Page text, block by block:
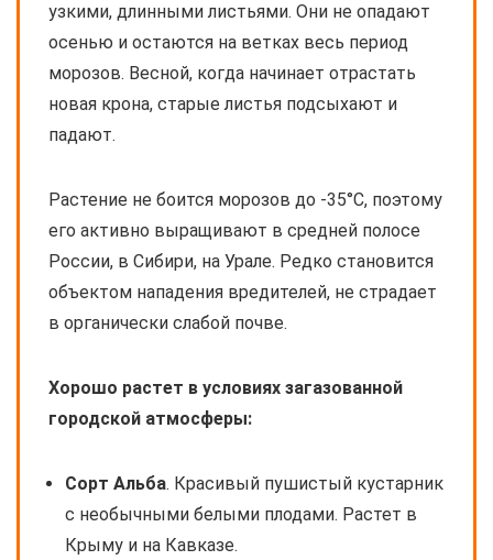
узкими, длинными листьями. Они не опадают
осенью и остаются на ветках весь период
морозов. Весной, когда начинает отрастать
новая крона, старые листья подсыхают и
падают.
Растение не боится морозов до -35°С, поэтому
его активно выращивают в средней полосе
России, в Сибири, на Урале. Редко становится
объектом нападения вредителей, не страдает
в органически слабой почве.
Хорошо растет в условиях загазованной
городской атмосферы:
Сорт Альба. Красивый пушистый кустарник
с необычными белыми плодами. Растет в
Крыму и на Кавказе.